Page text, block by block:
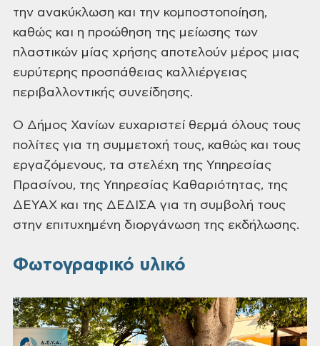
την ανακύκλωση και την κομποστοποίηση,
καθώς και η προώθηση της μείωσης των
πλαστικών μίας χρήσης αποτελούν μέρος μιας
ευρύτερης προσπάθειας καλλιέργειας
περιβαλλοντικής συνείδησης.
Ο Δήμος Χανίων ευχαριστεί θερμά όλους τους
πολίτες για τη συμμετοχή τους, καθώς και τους
εργαζόμενους, τα στελέχη της Υπηρεσίας
Πρασίνου, της Υπηρεσίας Καθαριότητας, της
ΔΕΥΑΧ και της ΔΕΔΙΣΑ για τη συμβολή τους
στην επιτυχημένη διοργάνωση της εκδήλωσης.
Φωτογραφικό υλικό